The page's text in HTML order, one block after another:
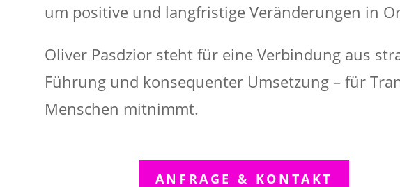
um positive und langfristige Veränderungen in
Oliver Pasdzior steht für eine Verbindung aus
Führung und konsequenter Umsetzung – für
Menschen mitnimmt.
ANFRAGE & KONTAKT